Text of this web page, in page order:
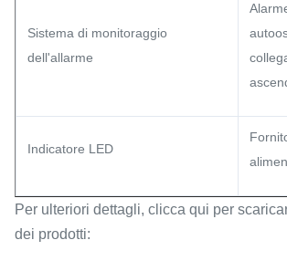
Sistema di monitoraggio
dell'allarme
Indicatore LED
Per ulteriori dettagli, clicca qui per
dei prodotti: